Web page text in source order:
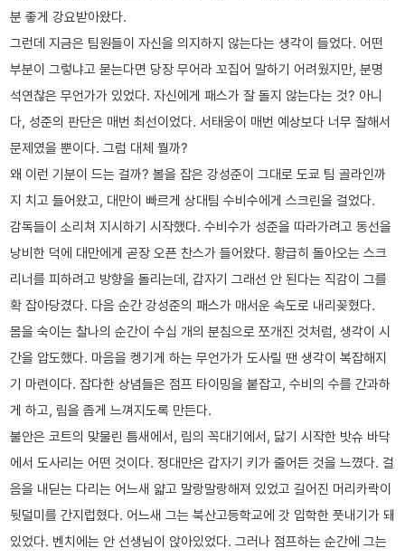
분 좋게 강요받아왔다.
그런데 지금은 팀원들이 자신을 의지하지 않는다는 생각이 들었다. 어떤
부분이 그렇냐고 묻는다면 당장 무어라 꼬집어 말하기 어려웠지만, 분명
석연찮은 무언가가 있었다. 자신에게 패스가 잘 돌지 않는다는 것? 아니
다, 성준의 판단은 매번 최선이었다. 서태웅이 매번 예상보다 너무 잘해서
문제였을 뿐이다. 그럼 대체 뭘까?
왜 이런 기분이 드는 걸까? 볼을 잡은 강성준이 그대로 도쿄 팀 골라인까
지 치고 들어왔고, 대만이 빠르게 상대팀 수비수에게 스크린을 걸었다.
감독들이 소리쳐 지시하기 시작했다. 수비수가 성준을 따라가려고 동선을
낭비한 덕에 대만에게 곧장 오픈 찬스가 들어왔다. 황급히 돌아오는 스크
리너를 피하려고 방향을 돌리는데, 갑자기 그래선 안 된다는 직감이 그를
확 잡아당겼다. 다음 순간 강성준의 패스가 매서운 속도로 내리꽂혔다.
몸을 숙이는 찰나의 순간이 수십 개의 분침으로 쪼개진 것처럼, 생각이 시
간을 압도했다. 마음을 켕기게 하는 무언가가 도사릴 땐 생각이 복잡해지
기 마련이다. 잡다한 상념들은 점프 타이밍을 붙잡고, 수비의 수를 간과하
게 하고, 림을 좁게 느껴지도록 만든다.
불안은 코트의 맞물린 틈새에서, 림의 꼭대기에서, 닳기 시작한 밧슈 바닥
에서 도사리는 어떤 것이다. 정대만은 갑자기 키가 줄어든 것을 느꼈다. 걸
음을 내딛는 다리는 어느새 얇고 말랑말랑해져 있었고 길어진 머리카락이
뒷덜미를 간지럽혔다. 어느새 그는 북산고등학교에 갓 입학한 풋내기가 돼
있었다. 벤치에는 안 선생님이 앉아있었다. 그러나 점프하는 순간에 그는